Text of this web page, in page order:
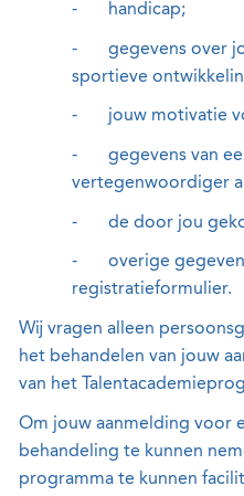
- handicap;
- gegevens over
sportieve
- jouw motivatie
- gegevens van
vertegenwoordiger
- de door jou
- overige
registratieformulier.
Wij vragen alleen
het behandelen van jouw
van het
Om jouw aanmelding voor
behandeling te kunnen
programma te kunnen